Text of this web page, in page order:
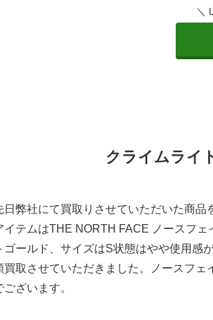
＼
クライムライ
日弊社にて買取りさせていただいた商
イテムはTHE NORTH FACE ノースフ
ゴールド、サイズはS状態はやや使用感
買取させていただきました。ノースフ
ございます。